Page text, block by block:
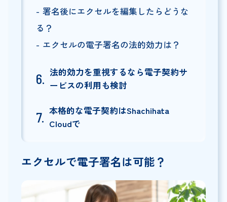
署名後にエクセルを編集したらどうな
る？
エクセルの電子署名の法的効力は？
法的効力を重視するなら電子契約サ
ービスの利用も検討
本格的な電子契約はShachihata
Cloudで
エクセルで電子署名は可能？